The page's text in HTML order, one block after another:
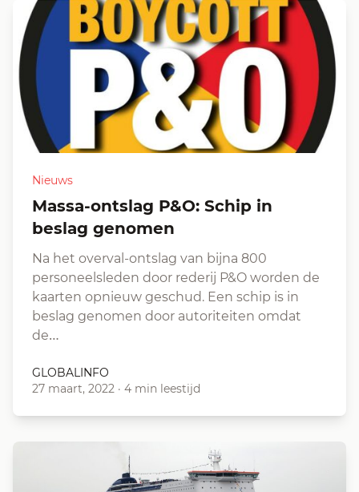
Nieuws
Massa-ontslag P&O: Schip in
beslag genomen
Na het overval-ontslag van bijna 800
personeelsleden door rederij P&O worden de
kaarten opnieuw geschud. Een schip is in
beslag genomen door autoriteiten omdat
de…
GLOBALINFO
27 maart, 2022 · 4 min leestijd